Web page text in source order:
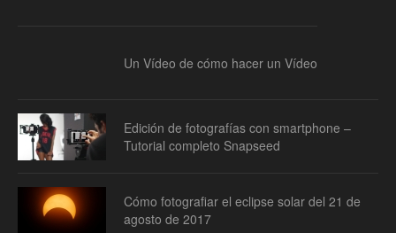
Un Vídeo de cómo hacer un Vídeo
Edición de fotografías con smartphone –
Tutorial completo Snapseed
Cómo fotografiar el eclipse solar del 21 de
agosto de 2017